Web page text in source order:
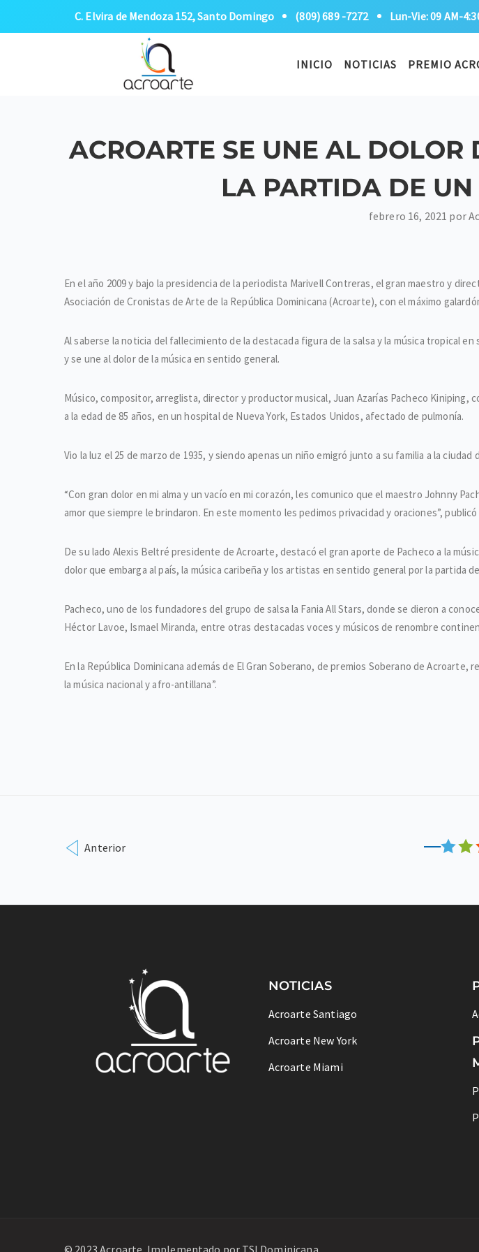
C. Elvira de Mendoza 152, Santo Domingo (809) 689 -7272 Lun-Vie: 09 AM-
INICIO NOTICIAS PREMIO
ACROARTE SE UNE AL
LA PARTIDA DE
febrero 16, 2021 por
En el año 2009 y bajo la presidencia de la periodista Marivell Contreras, el gran maestro y
Asociación de Cronistas de Arte de la República Dominicana (Acroarte), con el máximo
Al saberse la noticia del fallecimiento de la destacada figura de la salsa y la música tropical
y se une al dolor de la música en sentido general.
Músico, compositor, arreglista, director y productor musical, Juan Azarías Pacheco
a la edad de 85 años, en un hospital de Nueva York, Estados Unidos, afectado de pulmonía.
Vio la luz el 25 de marzo de 1935, y siendo apenas un niño emigró junto a su familia a la
“Con gran dolor en mi alma y un vacío en mi corazón, les comunico que el maestro Johnny
amor que siempre le brindaron. En este momento les pedimos privacidad y oraciones”,
De su lado Alexis Beltré presidente de Acroarte, destacó el gran aporte de Pacheco a la
dolor que embarga al país, la música caribeña y los artistas en sentido general por la partida
Pacheco, uno de los fundadores del grupo de salsa la Fania All Stars, donde se dieron a
Héctor Lavoe, Ismael Miranda, entre otras destacadas voces y músicos de renombre
En la República Dominicana además de El Gran Soberano, de premios Soberano de
la música nacional y afro-antillana”.
Anterior
NOTICIAS
Acroarte Santiago
Acroarte New York
Acroarte Miami
© 2023 Acroarte. Implementado por TSI Dominicana